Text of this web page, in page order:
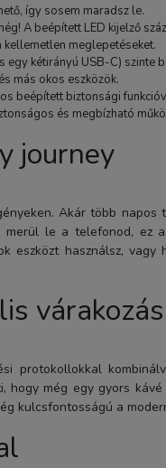
így sosem maradsz le.
A beépített LED kijelző
meglepetéseket.
egy kétirányú USB-C) szinte
más okos eszközök.
beépített biztonsági
és megbízható
journey
Akár több napos
merül le a telefonod, ez
eszközt használsz, vagy
várakozás
protokollokkal
még egy gyors
kulcsfontosságú a